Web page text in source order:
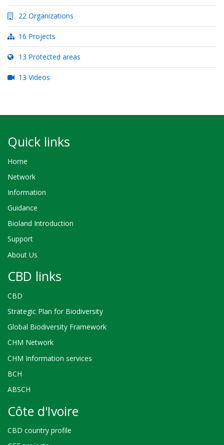
22 Organizations
16 Projects
13 Protected areas
13 Videos
Quick links
Home
Network
Information
Guidance
Bioland Introduction
Support
About Us
CBD links
CBD
Strategic Plan for Biodiversity
Global Biodiversity Framework
CHM Network
CHM Information services
BCH
ABSCH
Côte d'Ivoire
CBD country profile